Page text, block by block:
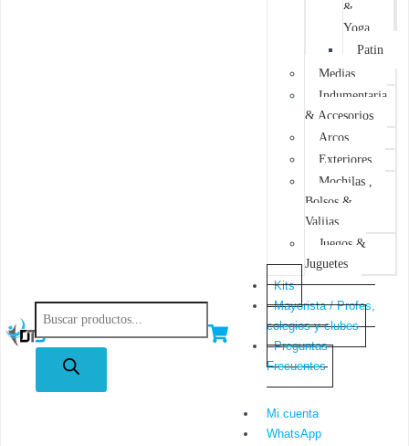
&
Yoga
Patin
Medias
Indumentaria
& Accesorios
Arcos
Exteriores
Mochilas ,
Bolsos &
Valijas
Juegos &
Juguetes
Kits
Mayorista / Profes,
colegios y clubes
Preguntas
Frecuentes
Mi cuenta
WhatsApp